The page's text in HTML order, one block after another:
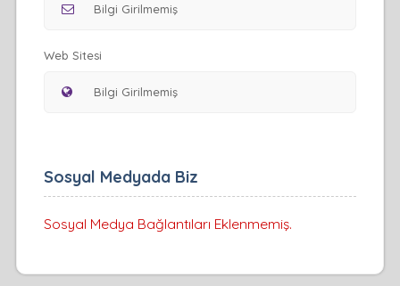
Web Sitesi
Sosyal Medyada Biz
Sosyal Medya Bağlantıları Eklenmemiş.